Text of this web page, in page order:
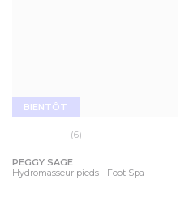
BIENTÔT
(6)
PEGGY SAGE
Hydromasseur pieds - Foot Spa